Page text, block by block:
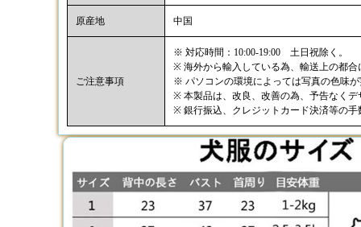
原産地 中国
ご注意事項
※ 対応時間：10:00-19:00 土日祝除く。
※ 海外から輸入している為、輸送上の都
※ パソコンの環境によっては写真の色味
※ 本製品は、改良、改善の為、予告なく
※ 銀行振込、クレジットカード決済等の